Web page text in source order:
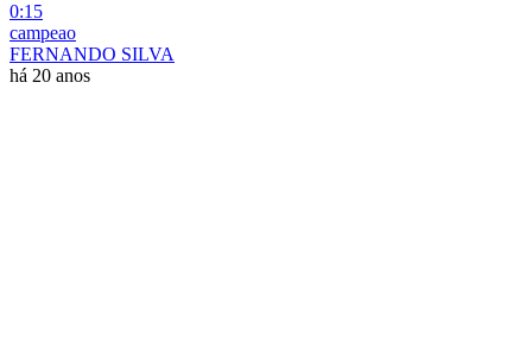
0:15
campeao
FERNANDO SILVA
há 20 anos